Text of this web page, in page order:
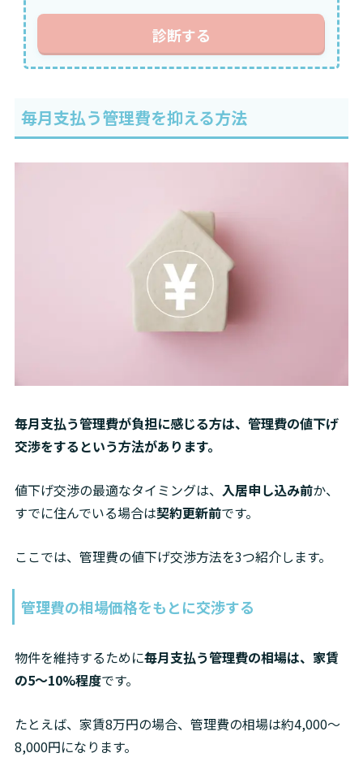
診断する
毎月支払う管理費を抑える方法
毎月支払う管理費が負担に感じる方は、管理費の値下げ
交渉をするという方法があります。
値下げ交渉の最適なタイミングは、 入居申し込み前か、
すでに住んでいる場合は契約更新前です。
ここでは、管理費の値下げ交渉方法を3つ紹介します。
管理費の相場価格をもとに交渉する
物件を維持するために毎月支払う管理費の相場は、家賃
の5〜10%程度です。
たとえば、家賃8万円の場合、管理費の相場は約4,000〜
8,000円になります。